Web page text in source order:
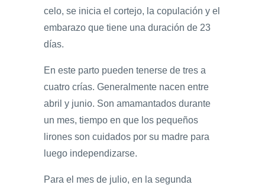
celo, se inicia el cortejo, la copulación y el
embarazo que tiene una duración de 23
días.
En este parto pueden tenerse de tres a
cuatro crías. Generalmente nacen entre
abril y junio. Son amamantados durante
un mes, tiempo en que los pequeños
lirones son cuidados por su madre para
luego independizarse.
Para el mes de julio, en la segunda